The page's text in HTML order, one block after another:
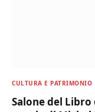
CULTURA E PATRIMONIO
Salone del Libro